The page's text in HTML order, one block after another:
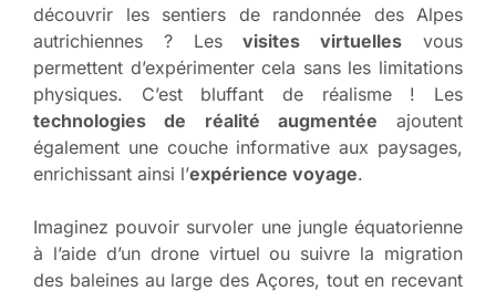
découvrir les sentiers de randonnée des Alpes
autrichiennes ? Lesvisites virtuelles vous
permettent d’expérimenter cela sans les limitations
physiques. C’est bluffant de réalisme ! Les
technologies de réalité augmentée ajoutent
également une couche informative aux paysages,
enrichissant ainsi l’expérience voyage.
Imaginez pouvoir survoler une jungle équatorienne
à l’aide d’un drone virtuel ou suivre la migration
des baleines au large des Açores, tout en recevant